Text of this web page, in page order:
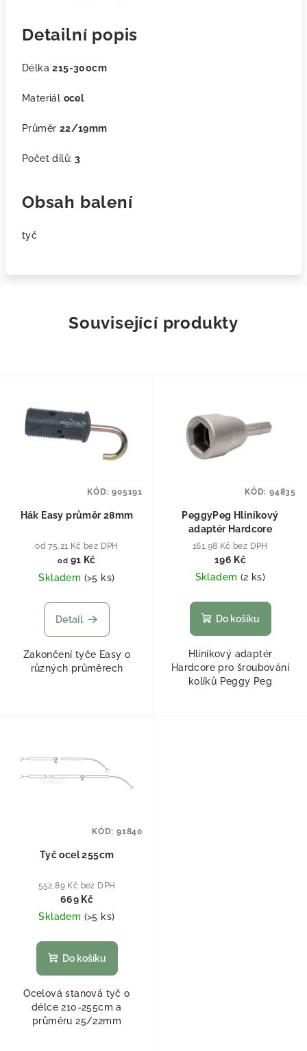
Detailní popis
Délka215-300cm
Materiál ocel
Průměr 22/19mm
Počet dílů: 3
Obsah balení
tyč
Související produkty
Hák Easy průměr 28mm
od 75,21 Kč bez DPH
od 91 Kč
Skladem (>5 ks)
Detail
Zakončení tyče Easy o
různých průměrech
KÓD:905191
PeggyPeg Hliníkový
adaptér Hardcore
161,98 Kč bez DPH
196 Kč
Skladem (2 ks)
Do košíku
Hliníkový adaptér
Hardcore pro šroubování
kolíků Peggy Peg
KÓD: 94835
Tyč ocel 255cm
552,89 Kč bez DPH
669 Kč
Skladem (>5 ks)
Do košíku
Ocelová stanová tyč o
délce 210-255cm a
průměru 25/22mm
KÓD: 91840